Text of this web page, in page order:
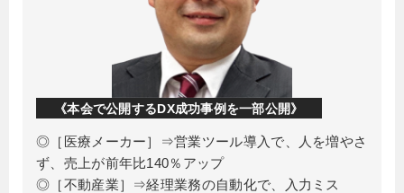
《本会で公開するDX成功事例を一部公開》
◎［医療メーカー］⇒営業ツール導入で、人を増やさ
ず、売上が前年比140％アップ
◎［不動産業］⇒経理業務の自動化で、入力ミス